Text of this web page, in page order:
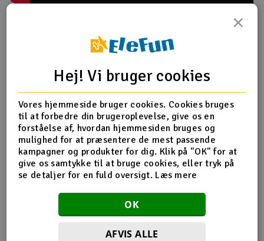
Filamentet har fremragende kemisk resistens, lav
at det giver en glat og attraktiv overfladefinish.
Kombinationen af mekanisk styrke og slidstyrke gør
Fiberon PET-GF15 til et fremragende valg til funktionelle
prototyper, strukturelle komponenter og slutprodukter
inden for bilindustrien, industriel produktion og avancerede
tekniske applikationer, blandt andet.
Varmetolerancer
Varmeafbøjningstemperatur (HDT) - Ubehandlet: 81,6
°C (0,45 MPa)
Varmeafbøjningstemperatur (HDT) -
hærdet/varmebehandlet: 133,7°C (0,45 MPa)
Vicat blødgøringstemperatur (VST): 232,6°C
×
Hej! Vi bruger cookies
Vores hjemmeside bruger cookies. Cookies bruges
til at forbedre din brugeroplevelse, give os en
forståelse af, hvordan hjemmesiden bruges og
mulighed for at præsentere de mest passende
kampagner og produkter for dig. Klik på "OK" for at
give os samtykke til at bruge cookies, eller tryk på
se detaljer for en fuld oversigt. Læs mere
OK
AFVIS ALLE